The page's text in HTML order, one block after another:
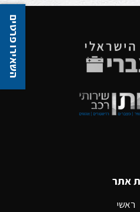
אתר
ראשי
השאירו פרטים